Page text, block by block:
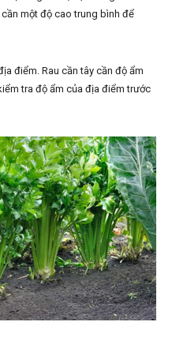
một độ cao trung bình để
điểm. Rau cần tây cần độ ẩm
tra độ ẩm của địa điểm trước